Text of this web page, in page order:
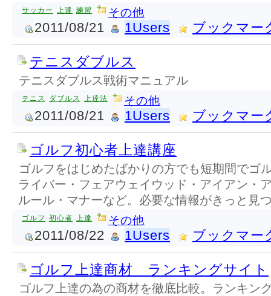
サッカー 上達 練習 その他
2011/08/21 1Users ブックマー
テニスダブルス
テニスダブルス戦術マニュアル
テニス ダブルス 上達法 その他
2011/08/21 1Users ブックマー
ゴルフ初心者上達講座
ゴルフをはじめたばかりの方でも短期間でゴ
ライバー・フェアウェイウッド・アイアン・
ルール・マナーなど。必要な情報がきっと見
ゴルフ 初心者 上達 その他
2011/08/22 1Users ブックマー
ゴルフ上達商材 ランキングサイト
ゴルフ上達の為の商材を徹底比較。ランキン